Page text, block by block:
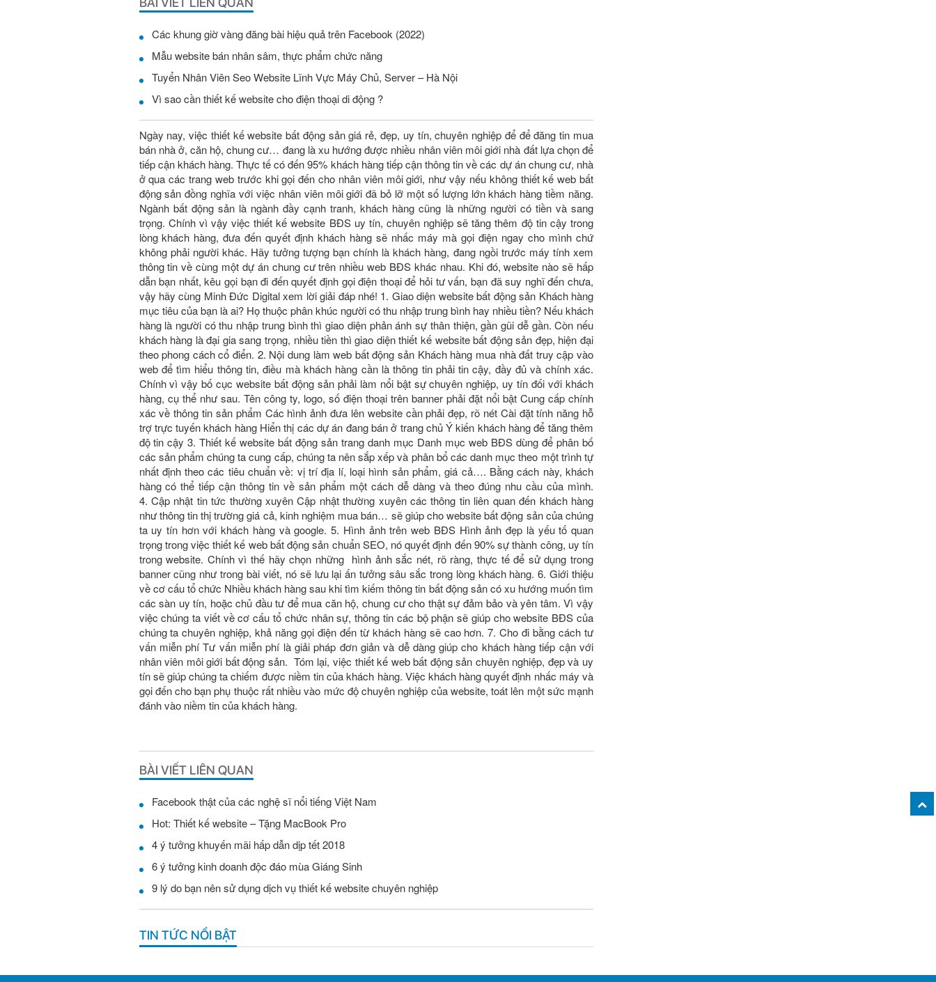
Các khung giờ vàng đăng bài hiệu quả trên Facebook (2022)
Mẫu website bán nhân sâm, thực phẩm chức năng
Tuyển Nhân Viên Seo Website Lĩnh Vực Máy Chủ, Server – Hà Nội
Vì sao cần thiết kế website cho điện thoại di động ?
Ngày nay, việc thiết kế website bất động sản giá rẻ, đẹp, uy tín, chuyên nghiệp để để đăng tin mua
bán nhà ở, căn hộ, chung cư… đang là xu hướng được nhiều nhân viên môi giới nhà đất lựa chọn để
tiếp cận khách hàng. Thực tế có đến 95% khách hàng tiếp cận thông tin về các dự án chung cư, nhà
ở qua các trang web trước khi gọi đến cho nhân viên môi giới, như vậy nếu không thiết kế web bất
động sản đồng nghĩa với việc nhân viên môi giới đã bỏ lỡ một số lượng lớn khách hàng tiềm năng.
Ngành bất động sản là ngành đầy cạnh tranh, khách hàng cũng là những người có tiền và sang
trọng. Chính vì vậy việc thiết kế website BĐS uy tín, chuyên nghiệp sẽ tăng thêm độ tin cậy trong
lòng khách hàng, đưa đến quyết định khách hàng sẽ nhấc máy mà gọi điện ngay cho mình chứ
không phải người khác. Hãy tưởng tượng bạn chính là khách hàng, đang ngồi trước máy tính xem
thông tin về cùng một dự án chung cư trên nhiều web BĐS khác nhau. Khi đó, website nào sẽ hấp
dẫn bạn nhất, kêu gọi bạn đi đến quyết định gọi điện thoại để hỏi tư vấn, bạn đã suy nghĩ đến chưa,
vậy hãy cùng Minh Đức Digital xem lời giải đáp nhé! 1. Giao diện website bất động sản Khách hàng
mục tiêu của bạn là ai? Họ thuộc phân khúc người có thu nhập trung bình hay nhiều tiền? Nếu khách
hàng là người có thu nhập trung bình thì giao diện phản ánh sự thân thiện, gần gũi dễ gần. Còn nếu
khách hàng là đại gia sang trọng, nhiều tiền thì giao diện thiết kế website bất động sản đẹp, hiện đại
theo phong cách cổ điển. 2. Nội dung làm web bất động sản Khách hàng mua nhà đất truy cập vào
web để tìm hiểu thông tin, điều mà khách hàng cần là thông tin phải tin cậy, đầy đủ và chính xác.
Chính vì vậy bố cục website bất động sản phải làm nổi bật sự chuyên nghiệp, uy tín đối với khách
hàng, cụ thể như sau. Tên công ty, logo, số điện thoại trên banner phải đặt nổi bật Cung cấp chính
xác về thông tin sản phẩm Các hình ảnh đưa lên website cần phải đẹp, rõ nét Cài đặt tính năng hỗ
trợ trực tuyến khách hàng Hiển thị các dự án đang bán ở trang chủ Ý kiến khách hàng để tăng thêm
độ tin cậy 3. Thiết kế website bất động sản trang danh mục Danh mục web BĐS dùng để phân bố
các sản phẩm chúng ta cung cấp, chúng ta nên sắp xếp và phân bổ các danh mục theo một trình tự
nhất định theo các tiêu chuẩn về: vị trí địa lí, loại hình sản phẩm, giá cả…. Bằng cách này, khách
hàng có thể tiếp cận thông tin về sản phẩm một cách dễ dàng và theo đúng nhu cầu của mình.
4. Cập nhật tin tức thường xuyên Cập nhật thường xuyên các thông tin liên quan đến khách hàng
như thông tin thị trường giá cả, kinh nghiệm mua bán… sẽ giúp cho website bất động sản của chúng
ta uy tín hơn với khách hàng và google. 5. Hình ảnh trên web BĐS Hình ảnh đẹp là yếu tố quan
trọng trong việc thiết kế web bất động sản chuẩn SEO, nó quyết định đến 90% sự thành công, uy tín
trong website. Chính vì thế hãy chọn những hình ảnh sắc nét, rõ ràng, thực tế để sử dụng trong
banner cũng như trong bài viết, nó sẽ lưu lại ấn tưởng sâu sắc trong lòng khách hàng. 6. Giới thiệu
về cơ cấu tổ chức Nhiều khách hàng sau khi tìm kiếm thông tin bất động sản có xu hướng muốn tìm
các sàn uy tín, hoặc chủ đầu tư để mua căn hộ, chung cư cho thật sự đảm bảo và yên tâm. Vì vậy
việc chúng ta viết về cơ cấu tổ chức nhân sự, thông tin các bộ phận sẽ giúp cho website BĐS của
chúng ta chuyên nghiệp, khả năng gọi điện đến từ khách hàng sẽ cao hơn. 7. Cho đi bằng cách tư
vấn miễn phí Tư vấn miễn phí là giải pháp đơn giản và dễ dàng giúp cho khách hàng tiếp cận với
nhân viên môi giới bất động sản. Tóm lại, việc thiết kế web bất động sản chuyên nghiệp, đẹp và uy
tín sẽ giúp chúng ta chiếm được niềm tin của khách hàng. Việc khách hàng quyết định nhấc máy và
gọi đến cho bạn phụ thuộc rất nhiều vào mức độ chuyên nghiệp của website, toát lên một sức mạnh
đánh vào niềm tin của khách hàng.
BÀI VIẾT LIÊN QUAN
Facebook thật của các nghệ sĩ nổi tiếng Việt Nam
Hot: Thiết kế website – Tặng MacBook Pro
4 ý tưởng khuyến mãi hấp dẫn dịp tết 2018
6 ý tưởng kinh doanh độc đáo mùa Giáng Sinh
9 lý do bạn nên sử dụng dịch vụ thiết kế website chuyên nghiệp
TIN TỨC NỔI BẬT